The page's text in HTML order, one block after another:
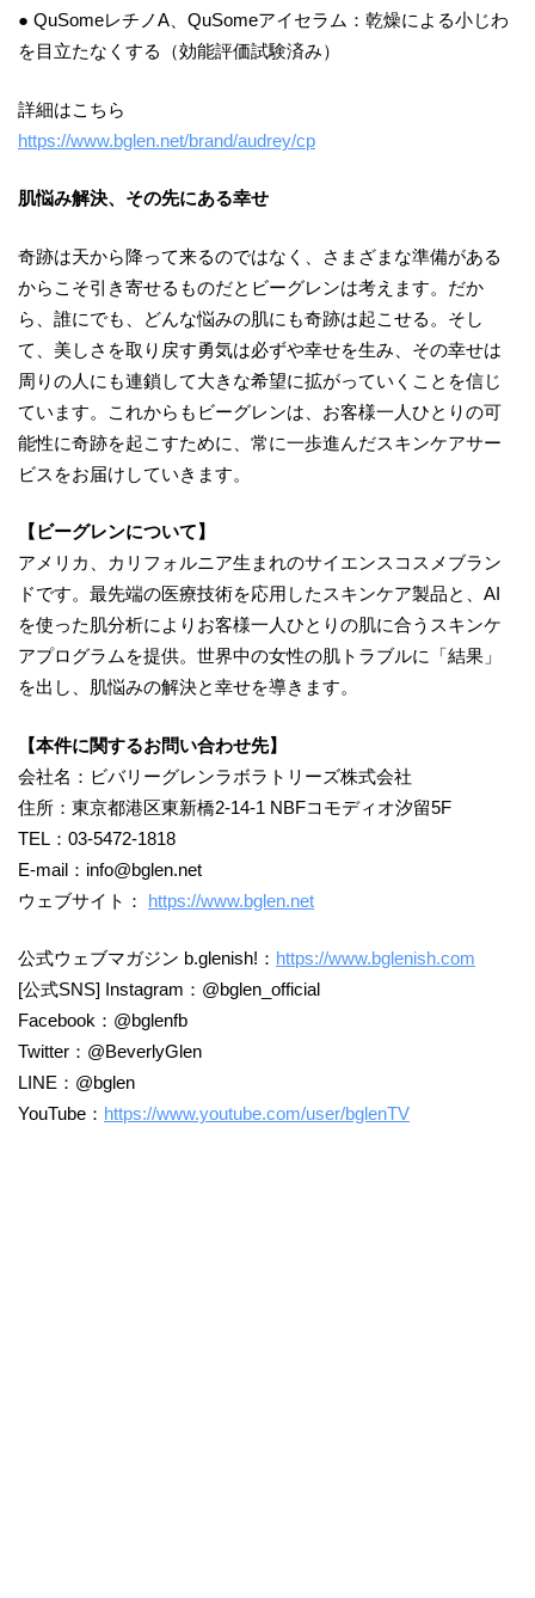
● QuSomeレチノA、QuSomeアイセラム：乾燥による小じわ
を目立たなくする（効能評価試験済み）
詳細はこちら
https://www.bglen.net/brand/audrey/cp
肌悩み解決、その先にある幸せ
奇跡は天から降って来るのではなく、さまざまな準備がある
からこそ引き寄せるものだとビーグレンは考えます。だか
ら、誰にでも、どんな悩みの肌にも奇跡は起こせる。そし
て、美しさを取り戻す勇気は必ずや幸せを生み、その幸せは
周りの人にも連鎖して大きな希望に拡がっていくことを信じ
ています。これからもビーグレンは、お客様一人ひとりの可
能性に奇跡を起こすために、常に一歩進んだスキンケアサー
ビスをお届けしていきます。
【ビーグレンについて】
アメリカ、カリフォルニア生まれのサイエンスコスメブラン
ドです。最先端の医療技術を応用したスキンケア製品と、AI
を使った肌分析によりお客様一人ひとりの肌に合うスキンケ
アプログラムを提供。世界中の女性の肌トラブルに「結果」
を出し、肌悩みの解決と幸せを導きます。
【本件に関するお問い合わせ先】
会社名：ビバリーグレンラボラトリーズ株式会社
住所：東京都港区東新橋2-14-1 NBFコモディオ汐留5F
TEL：03-5472-1818
E-mail：info@bglen.net
ウェブサイト： https://www.bglen.net
公式ウェブマガジン b.glenish!： https://www.bglenish.com
[公式SNS] Instagram：@bglen_official
Facebook：@bglenfb
Twitter：@BeverlyGlen
LINE：@bglen
YouTube： https://www.youtube.com/user/bglenTV